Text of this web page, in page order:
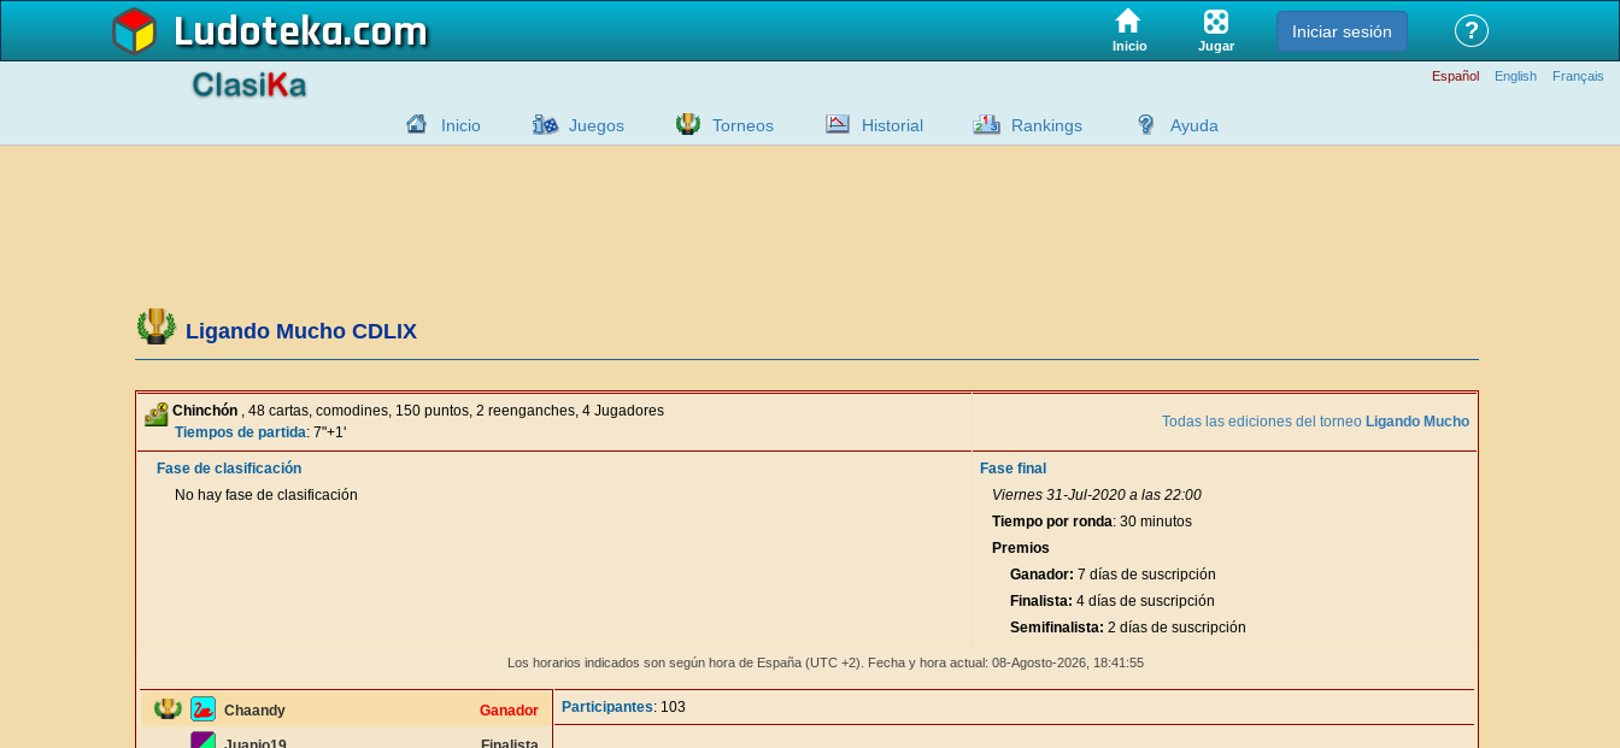
Ludoteka Inicio Jugar
Iniciar sesión ?
Español English Français
Inicio Juegos Torneos Historial Rankings Ayuda
Ligando Mucho CDLIX
Chinchón , 48 cartas, comodines, 150 puntos, 2 reenganches, 4 Jugadores
Tiempos de partida: 7"+1'
Todas las ediciones del torneo Ligando Mucho
Fase de clasificación
No hay fase de clasificación
Fase final
Viernes 31-Jul-2020 a las 22:00
Tiempo por ronda: 30 minutos
Premios
Ganador: 7 días de suscripción
Finalista: 4 días de suscripción
Semifinalista: 2 días de suscripción
Los horarios indicados son según hora de España (UTC +2). Fecha y hora actual: 08-Agosto-2026, 18:41:56
Chaandy Ganador Participantes: 103